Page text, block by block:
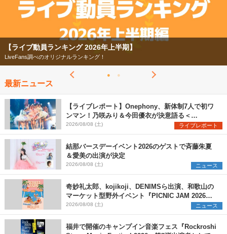
【フェス特集2026】
今年もフェスの季節がやってきた！
最新ニュース
【ライブレポート】Onephony、新体制7人で初ワ
ンマン！乃咲みり＆今田優衣が決意語る＜
Onephony新体制1st Oneman Live はじまりの夏
＞
2026/08/08 (土) ライブレポート
結那バースデーイベント2026のゲストで斉藤朱夏
＆愛美の出演が決定
2026/08/08 (土) ニュース
奇妙礼太郎、kojikoji、DENIMSら出演、和歌山の
マーケット型野外イベント『PICNIC JAM 2026』
早割チケット発売開始
2026/08/08 (土) ニュース
福井で開催のキャンプイン音楽フェス『Rockroshi